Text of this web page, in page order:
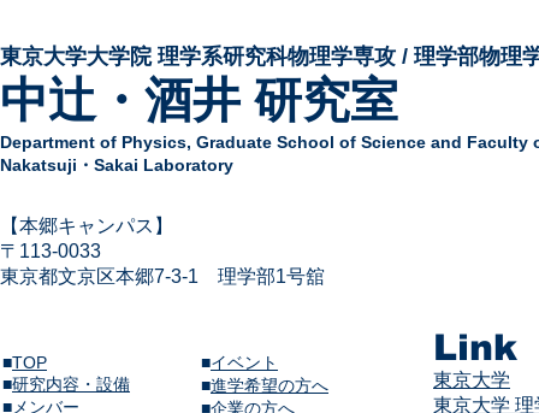
東京大学大学院 ​理学系研究科物理学専攻 / 理学部物理
中辻・酒井 研究室
Department of Physics, Graduate School of Science and Faculty
Nakatsuji・Sakai Laboratory
​【本郷キャンパス】
〒113-0033
東京都文京区本郷7-3-1
理学部1号舘
■TOP
■研究内容・設備
■ メンバー
■イベント
​■進学希望の方へ
■企業の方へ
Link
東京大学
東京大学